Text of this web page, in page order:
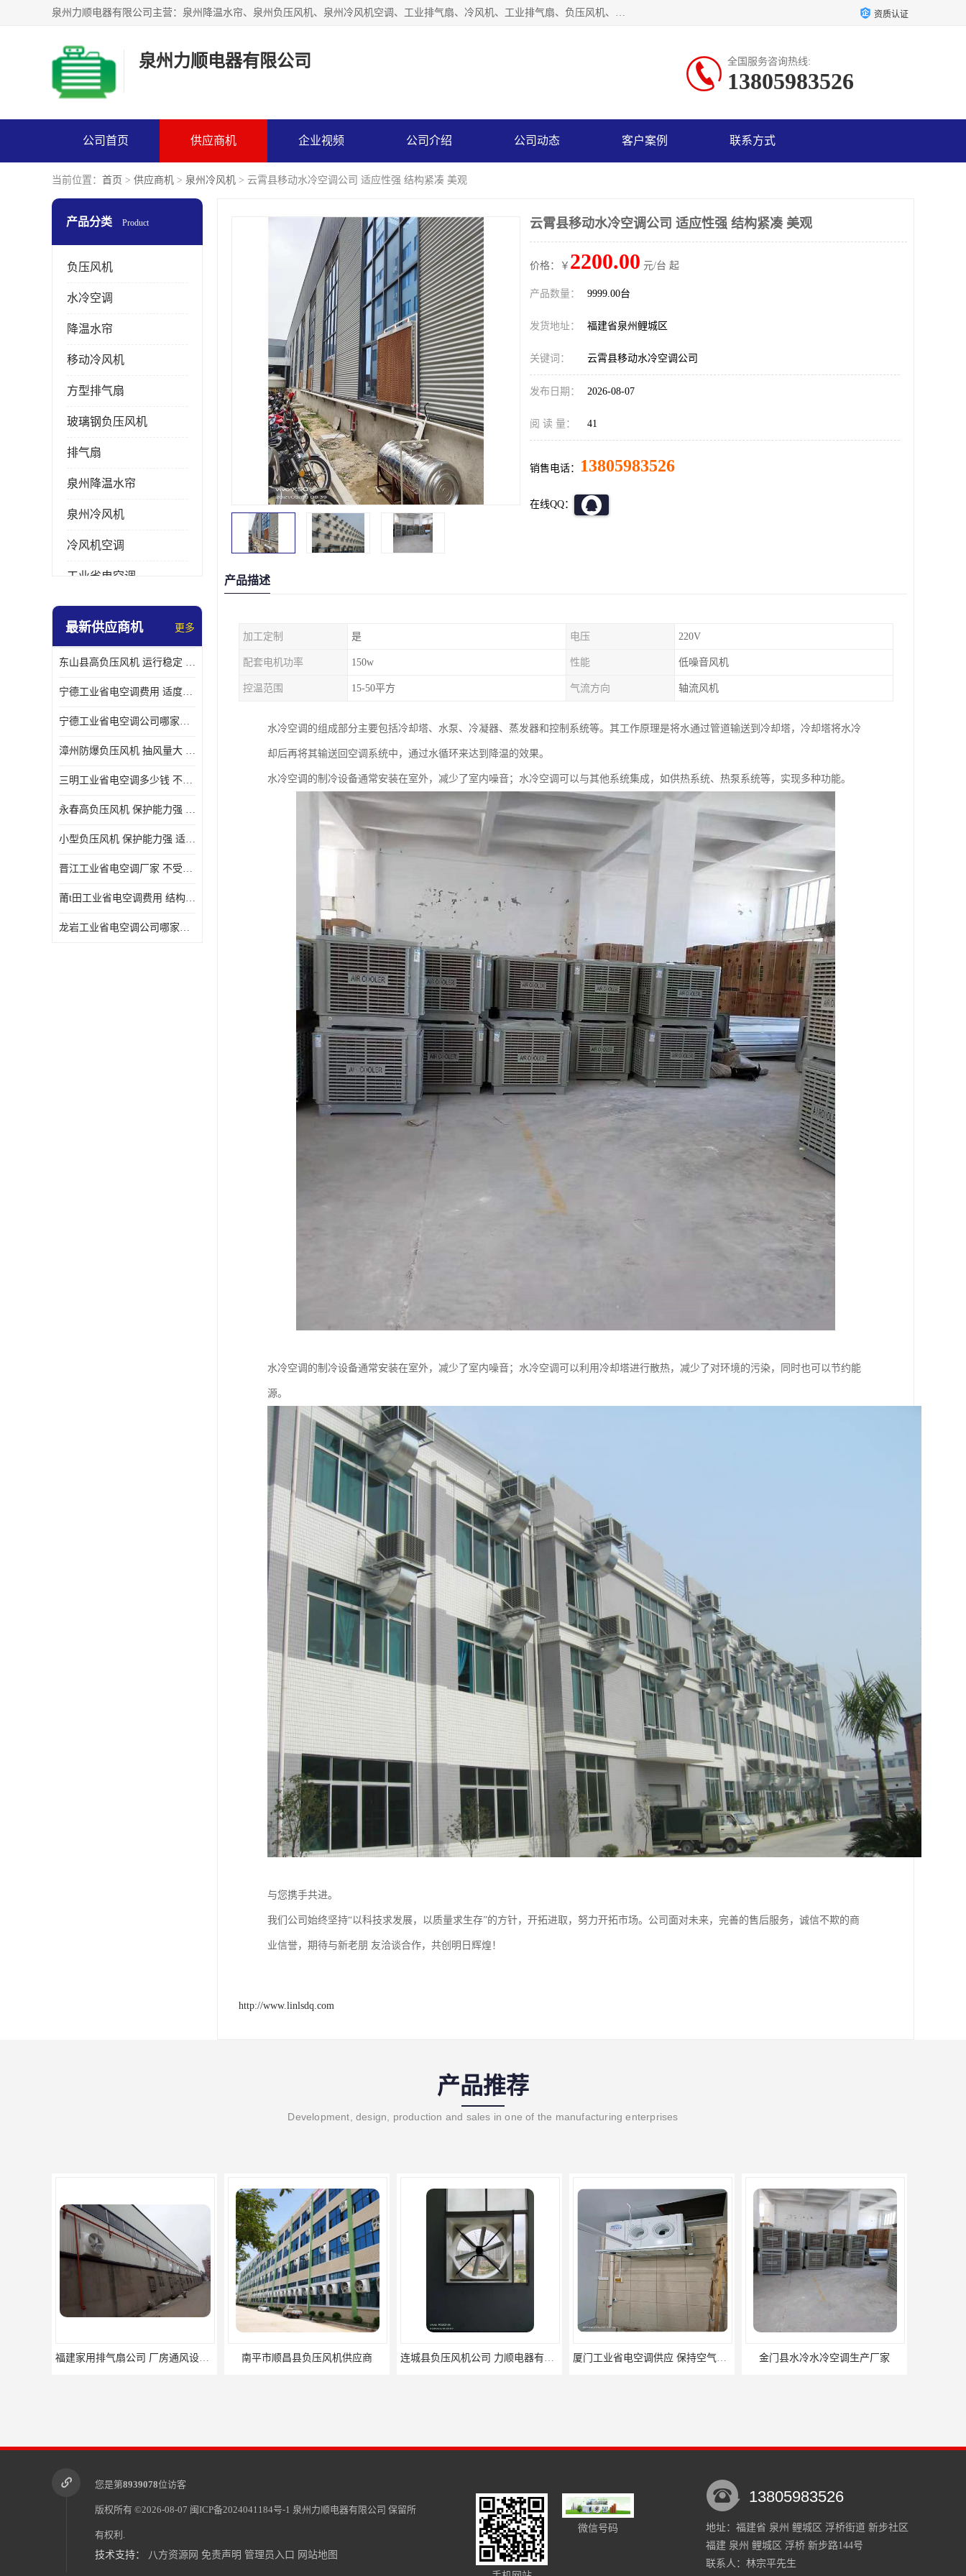
泉州力顺电器有限公司主营：泉州降温水帘、泉州负压风机、泉州冷风机空调、工业排气扇、冷风机、工业排气扇、负压风机、负压风机、水冷空调、降温水帘等产品。为用户解决了通风、降温、除味、除尘等难题，其环保、节能的理念与用户的实践检验结果相吻合，赢得了广大客户的信誉和青睐。 资质认证
泉州力顺电器有限公司 全国服务咨询热线:
13805983526
公司首页 供应商机 企业视频 公司介绍 公司动态 客户案例 联系方式
当前位置： 首页 > 供应商机 > 泉州冷风机 > 云霄县移动水冷空调公司 适应性强 结构紧凑 美观
产品分类 Product
负压风机
水冷空调
降温水帘
移动冷风机
方型排气扇
玻璃钢负压风机
排气扇
泉州降温水帘
泉州冷风机
冷风机空调
工业省电空调
工业大吊扇
最新供应商机 更多
东山县高负压风机 运行稳定 耐高温 防腐蚀
宁德工业省电空调费用 适度较高 节省占用空间
宁德工业省电空调公司哪家好 适度较高 结构紧凑 美观
漳州防爆负压风机 抽风量大 通风降温效果好
三明工业省电空调多少钱 不受管长限制 保持空气湿润
永春高负压风机 保护能力强 体积大 风道大
小型负压风机 保护能力强 适用面积广
晋江工业省电空调厂家 不受管长限制 节省占用空间
莆t田工业省电空调费用 结构紧凑 美观 能耗低 噪音小
龙岩工业省电空调公司哪家好 适应性强 维护简单
云霄县移动水冷空调公司 适应性强 结构紧凑 美观
价格：￥ 2200.00 元/台 起
产品数量： 9999.00台
发货地址： 福建省泉州鲤城区
关键词： 云霄县移动水冷空调公司
发布日期： 2026-08-07
阅 读 量： 41
销售电话： 13805983526
在线QQ：
产品描述
加工定制 是 电压 220V
配套电机功率 150w 性能 低噪音风机
控温范围 15-50平方 气流方向 轴流风机
水冷空调的组成部分主要包括冷却塔、水泵、冷凝器、蒸发器和控制系统等。其工作原理是将水通过管道输送到冷却塔，冷却塔将水冷
却后再将其输送回空调系统中，通过水循环来达到降温的效果。
水冷空调的制冷设备通常安装在室外，减少了室内噪音；水冷空调可以与其他系统集成，如供热系统、热泵系统等，实现多种功能。
水冷空调的制冷设备通常安装在室外，减少了室内噪音；水冷空调可以利用冷却塔进行散热，减少了对环境的污染，同时也可以节约能
源。
与您携手共进。
我们公司始终坚持“以科技求发展，以质量求生存”的方针，开拓进取，努力开拓市场。公司面对未来，完善的售后服务，诚信不欺的商
业信誉，期待与新老朋 友洽谈合作，共创明日辉煌！
http://www.linlsdq.com
产品推荐
Development, design, production and sales in one of the manufacturing enterprises
南平市顺昌县负压风机供应商 连城县负压风机公司 力顺电器有限公司 厦门工业省电空调供应 保持空气湿润 出风温和 金门县水冷水冷空调生产厂家
屏南县厂房降温水帘供应商 水帘墙 莆t田负压风机 降温效果明显 平潭县负压风机生产厂家 晋江市负压风机供应商
您是第8939078位访客
版权所有 ©2026-08-07 闽ICP备2024041184号-1 泉州力顺电器有限公司 保留所
有权利.
技术支持： 八方资源网 免责声明 管理员入口 网站地图
微信号码
13805983526
地址：福建省 泉州 鲤城区 浮桥街道 新步社区
福建 泉州 鲤城区 浮桥 新步路144号
联系人：林宗平先生